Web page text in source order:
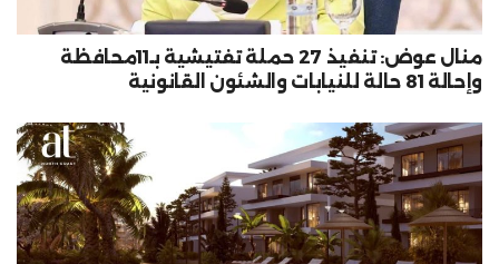
منال عوض: تنفيذ 27 حملة تفتيشية بـ11محافظة
وإحالة 81 حالة للنيابات والشئون القانونية